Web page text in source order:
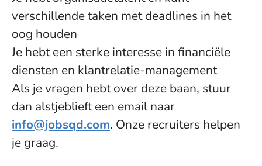
verschillende taken met deadlines in het
oog houden
Je hebt een sterke interesse in financiële
diensten en klantrelatie-management
Als je vragen hebt over deze baan, stuur
dan alstjeblieft een email naar
info@jobsqd.com. Onze recruiters helpen
je graag.